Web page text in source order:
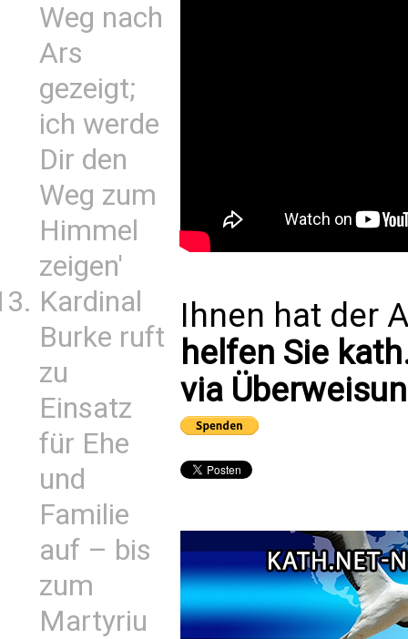
Weg nach
Ars
gezeigt;
ich werde
Dir den
Weg zum
Himmel
zeigen'
Kardinal
Burke ruft
zu
Einsatz
für Ehe
und
Familie
auf – bis
zum
Martyriu
Ihnen hat der
helfen Sie
via